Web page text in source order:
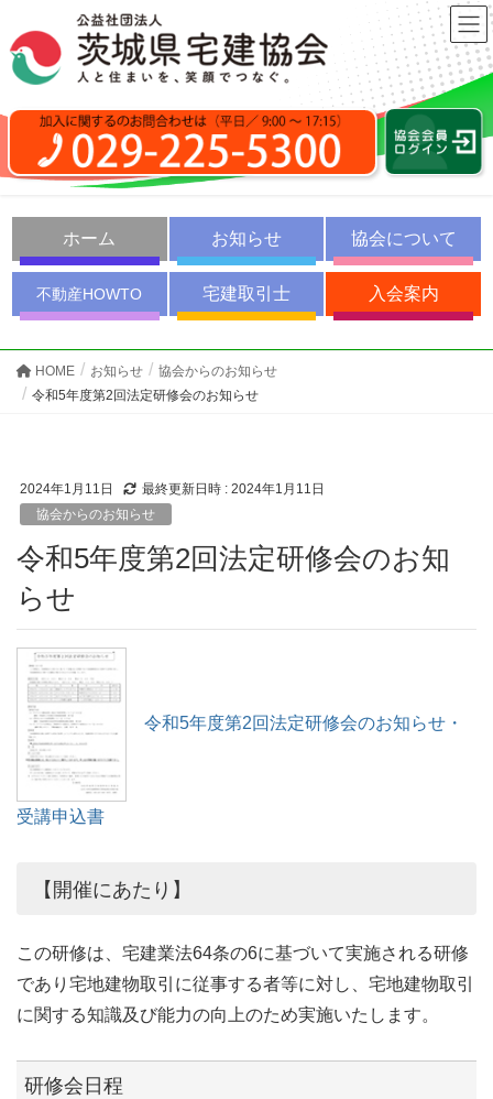
ホーム お知らせ 協会について
不動産HOWTO 宅建取引士 入会案内
HOME お知らせ
協会からのお知らせ
令和5年度第2回法定研修会のお知らせ
2024年1月11日 最終更新日時 : 2024年1月11日
協会からのお知らせ
令和5年度第2回法定研修会のお知
らせ
令和5年度第2回法定研修会のお知らせ・
受講申込書
【開催にあたり】
この研修は、宅建業法64条の6に基づいて実施される研修
であり宅地建物取引に従事する者等に対し、宅地建物取引
に関する知識及び能力の向上のため実施いたします。
研修会⽇程